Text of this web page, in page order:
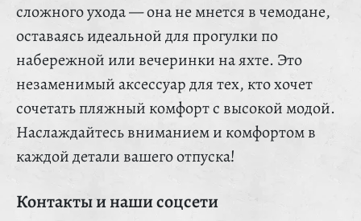
сложного ухода — она не мнется в чемодане,
оставаясь идеальной для прогулки по
набережной или вечеринки на яхте. Это
незаменимый аксессуар для тех, кто хочет
сочетать пляжный комфорт с высокой модой.
Наслаждайтесь вниманием и комфортом в
каждой детали вашего отпуска!
Контакты и наши соцсети